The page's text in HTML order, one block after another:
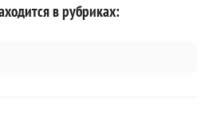
в рубриках: